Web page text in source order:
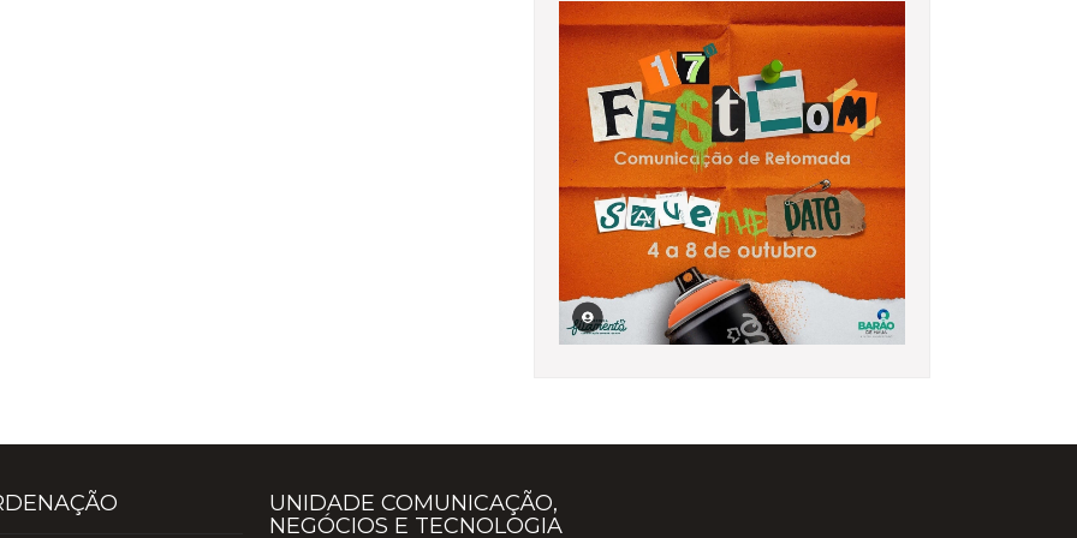
UNIDADE COMUNICAÇÃO,
NEGÓCIOS E TECNOLOGIA